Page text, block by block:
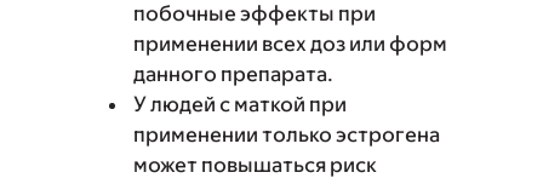
побочные эффекты при
применении всех доз или форм
данного препарата.
У людей с маткой при
применении только эстрогена
может повышаться риск